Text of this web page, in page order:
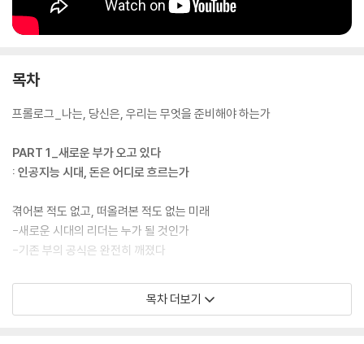
목차
프롤로그_나는, 당신은, 우리는 무엇을 준비해야 하는가
PART 1_새로운 부가 오고 있다
: 인공지능 시대, 돈은 어디로 흐르는가
겪어본 적도 없고, 떠올려본 적도 없는 미래
-새로운 시대의 리더는 누가 될 것인가
-기존 부의 공식은 완전히 깨졌다
대한민국의 미래에 관한 불편한 진실들
목차 더보기